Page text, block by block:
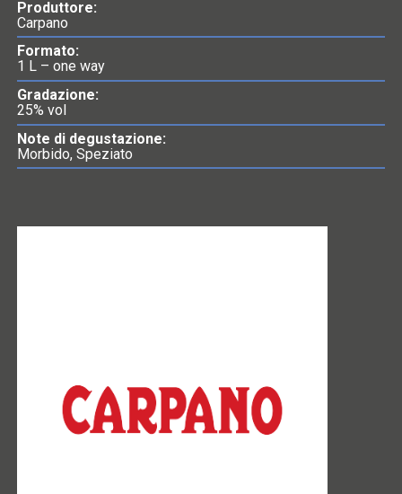
Produttore:
Carpano
Formato:
1 L – one way
Gradazione:
25% vol
Note di degustazione:
Morbido, Speziato